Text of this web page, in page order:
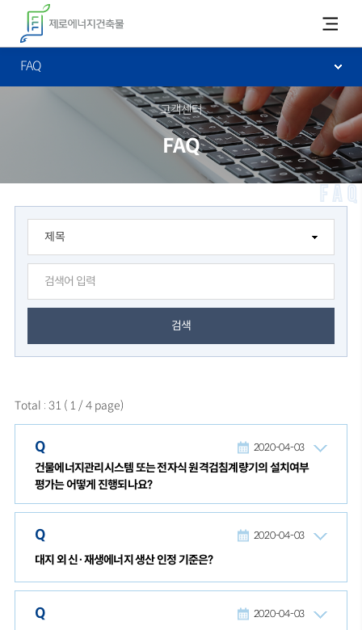
FAQ
고객센터
FAQ
FAQ
검색
Total : 31 ( 1/4page)
Q
건물에너지관리시스템 또는 전자식 원격검침계량기의 설치여부
평가는 어떻게 진행되나요?
2020-04-03
Q
대지 외 신·재생에너지 생산 인정 기준은?
2020-04-03
Q 2020-04-03